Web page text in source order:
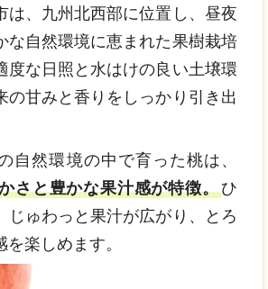
は、九州北西部に位置し、昼夜
な自然環境に恵まれた果樹栽培
度な日照と水はけの良い土壌環
の甘みと香りをしっかり引き出
自然環境の中で育った桃は、
さと豊かな果汁感が特徴。ひ
じゅわっと果汁が広がり、とろ
楽しめます。